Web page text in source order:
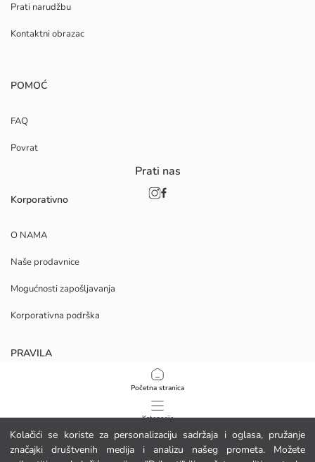
Kolačići se koriste za personalizaciju sadržaja i oglasa, pružanje
značajki društvenih medija i analizu našeg prometa. Možete
Početna stranica
Kategorije
Moja košarica
Prati narudžbu
Kontaktni obrazac
POMOĆ
FAQ
Povrat
Korporativno
O NAMA
Naše prodavnice
Mogućnosti zapošljavanja
Korporativna podrška
PRAVILA
Politika privatnosti i sigurnosti podataka
Uvjeti korištenja
Politika kolačića
Prati nas